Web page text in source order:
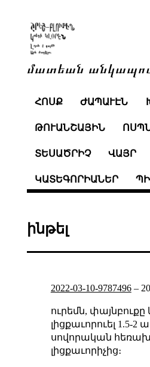
մատեան
ՀՈՍՔ ԺԱՊԱՒԷՆ
ԹՈՒԱՆՇԱՅԻՆ
ՏԵՍԱԾՐԻՉ ՎԱՅՐ
ԿԱՏԵԳՈՐԻԱՆԵՐ
ինթել
2022-03-10-9787496–
ուրեմն,
լիցքաւորուել 1.5-
սովորական
լիցքաւորիչից։